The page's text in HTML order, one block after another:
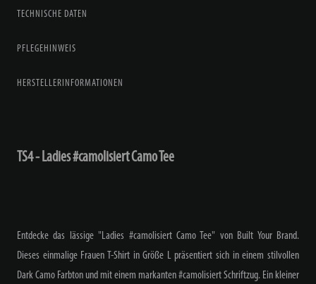
TECHNISCHE DATEN
PFLEGEHINWEIS
HERSTELLERINFORMATIONEN
TS4 - Ladies #camolisiert Camo Tee
Entdecke das lässige "Ladies #camolisiert Camo Tee" von Built Your Brand.
Dieses einmalige Frauen T-Shirt in Größe L präsentiert sich in einem stilvollen
Dark Camo Farbton und mit einem markanten #camolisiert Schriftzug. Ein kleiner